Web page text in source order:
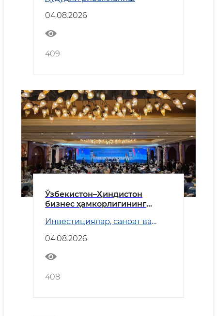
қилинди
04.08.2026
409
Ўзбекистон–Ҳиндистон
бизнес ҳамкорлигининг
Инвестициялар, саноат ва
04.08.2026
408